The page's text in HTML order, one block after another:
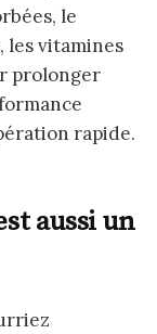
le
les vitamines
prolonger
rapide.
aussi un